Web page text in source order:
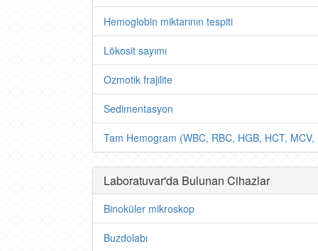
Hemoglobin miktarının tespiti
Lökosit sayımı
Ozmotik frajilite
Sedimentasyon
Tam Hemogram (WBC, RBC, HGB, HCT,
Laboratuvar'da Bulunan Cihazlar
Binoküler mikroskop
Buzdolabı